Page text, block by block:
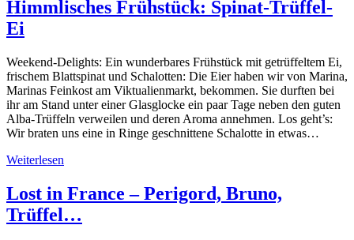
Himmlisches Frühstück: Spinat-Trüffel-
Ei
Weekend-Delights: Ein wunderbares Frühstück mit getrüffeltem Ei,
frischem Blattspinat und Schalotten: Die Eier haben wir von Marina,
Marinas Feinkost am Viktualienmarkt, bekommen. Sie durften bei
ihr am Stand unter einer Glasglocke ein paar Tage neben den guten
Alba-Trüffeln verweilen und deren Aroma annehmen. Los geht’s:
Wir braten uns eine in Ringe geschnittene Schalotte in etwas…
Weiterlesen
Lost in France – Perigord, Bruno,
Trüffel…